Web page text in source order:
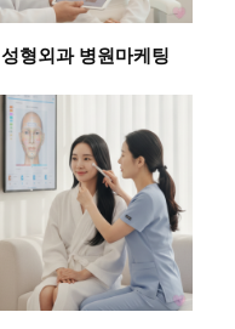
성형외과 병원마케팅